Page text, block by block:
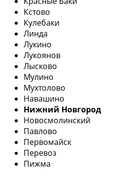
Кстово
Кулебаки
Линда
Лукино
Лукоянов
Лысково
Мулино
Мухтолово
Навашино
Нижний Новгород
Новосмолинский
Павлово
Первомайск
Перевоз
Пижма